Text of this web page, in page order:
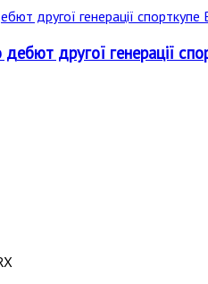
другої генерації